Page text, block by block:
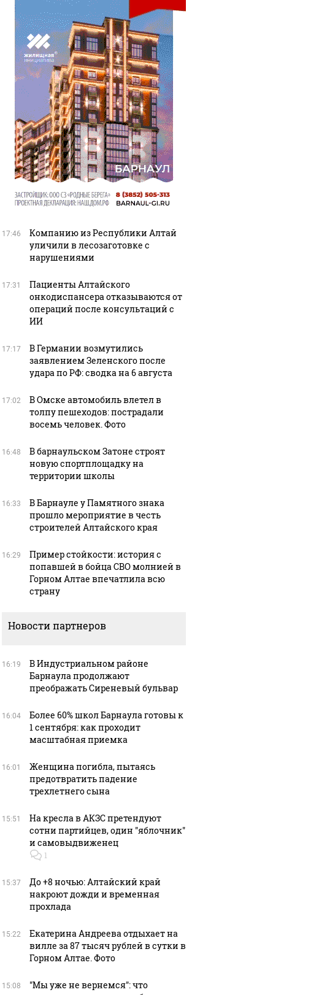
На Урале из казны
были украдены 18
миллионов рублей
Кавказе: смотреть
17:46
Компанию из Республики Алтай
уличили в лесозаготовке с
нарушениями
17:31
Пациенты Алтайского
онкодиспансера отказываются от
операций после консультаций с
ИИ
17:17
В Германии возмутились
заявлением Зеленского после
удара по РФ: сводка на 6 августа
17:02
В Омске автомобиль влетел в
толпу пешеходов: пострадали
восемь человек. Фото
16:48
В барнаульском Затоне строят
новую спортплощадку на
территории школы
16:33
В Барнауле у Памятного знака
прошло мероприятие в честь
строителей Алтайского края
16:29
Пример стойкости: история с
попавшей в бойца СВО молнией в
Горном Алтае впечатлила всю
страну
Новости партнеров
16:19
В Индустриальном районе
Барнаула продолжают
преображать Сиреневый бульвар
16:04
Более 60% школ Барнаула готовы к
1 сентября: как проходит
масштабная приемка
16:01
Женщина погибла, пытаясь
предотвратить падение
трехлетнего сына
15:51
На кресла в АКЗС претендуют
сотни партийцев, один "яблочник"
и самовыдвиженец
1
15:37
До +8 ночью: Алтайский край
накроют дожди и временная
прохлада
15:22
Екатерина Андреева отдыхает на
вилле за 87 тысяч рублей в сутки в
Горном Алтае. Фото
15:08
"Мы уже не вернемся": что